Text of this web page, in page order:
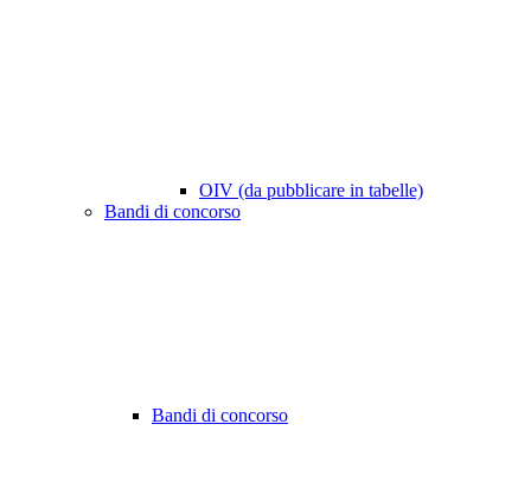
OIV (da pubblicare in tabelle)
Bandi di concorso
Bandi di concorso